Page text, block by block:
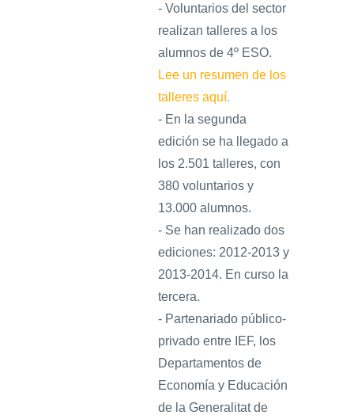
- Voluntarios del sector
realizan talleres a los
alumnos de 4º ESO.
Lee un resumen de los
talleres aquí.
- En la segunda
edición se ha llegado a
los 2.501 talleres, con
380 voluntarios y
13.000 alumnos.
- Se han realizado dos
ediciones: 2012-2013 y
2013-2014. En curso la
tercera.
- Partenariado público-
privado entre IEF, los
Departamentos de
Economía y Educación
de la Generalitat de